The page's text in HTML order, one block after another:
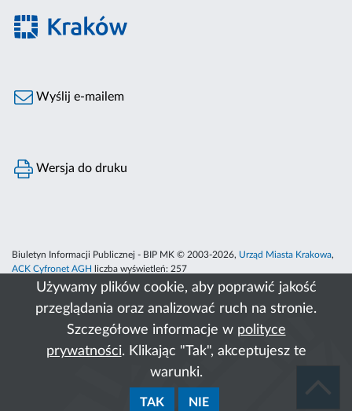
Używamy plików cookie, aby poprawić jakość
przeglądania oraz analizować ruch na stronie.
Szczegółowe informacje w polityce
prywatności. Klikając "Tak", akceptujesz te
warunki.
TAK NIE
Wyślij e-mailem
Wersja do druku
Biuletyn Informacji Publicznej - BIP MK © 2003-2026, Urząd Miasta Krakowa,
ACK Cyfronet AGH
liczba wyświetleń: 257